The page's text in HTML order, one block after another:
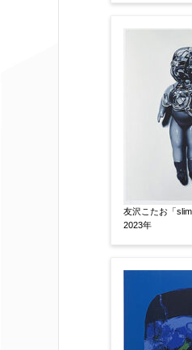
制作年 【
売却希望時
すぐに
他社様の査
査定額：
※他社様か
事申し上げ
作品コンデ
友沢こたお「
2023年